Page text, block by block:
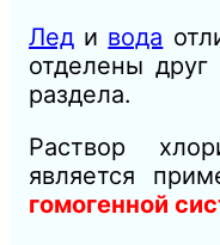
Лед и вода
отделены друг
раздела.
Раствор
является
гомогенной